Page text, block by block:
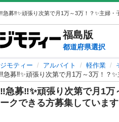
福島版
都道府県選択
ジモティー アルバイト 軽作業
‼️急募‼️✨頑張り次第で月1万～3万！？
‼️急募‼️✨頑張り次第で月1万
ークできる方募集しています